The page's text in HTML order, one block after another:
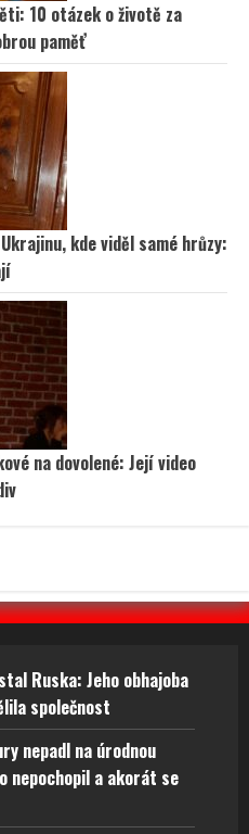
10 otázek o životě za
paměť
kde viděl samé hrůzy:
na dovolené: Její video
Ruska: Jeho obhajoba
společnost
nepadl na úrodnou
nepochopil a akorát se